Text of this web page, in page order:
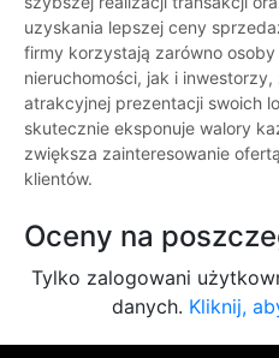
uzyskania lepszej ceny
firmy korzystają zarówno
nieruchomości, jak i
atrakcyjnej prezentacji swoich
skutecznie eksponuje walory
zwiększa zainteresowanie
klientów.
Oceny na
Tylko zalogowani
danych. Kliknij,